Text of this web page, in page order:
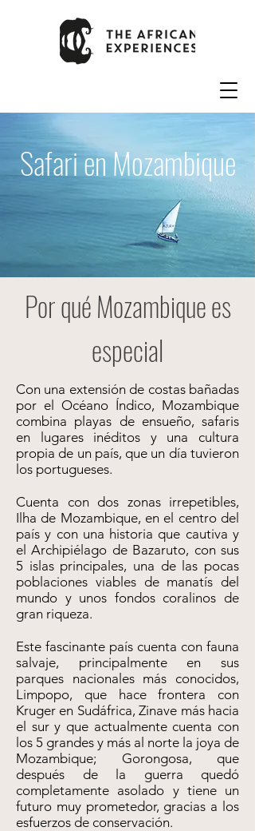
Safari en Mozambique
Por qué Mozambique es
especial
Con una extensión de costas bañadas
por el Océano Índico, Mozambique
combina playas de ensueño, safaris
en lugares inéditos y una cultura
propia de un país, que un día tuvieron
los portugueses.
Cuenta con dos zonas irrepetibles,
Ilha de Mozambique, en el centro del
país y con una historia que cautiva y
el Archipiélago de Bazaruto, con sus
5 islas principales, una de las pocas
poblaciones viables de manatís del
mundo y unos fondos coralinos de
gran riqueza.
Este fascinante país cuenta con fauna
salvaje, principalmente en sus
parques nacionales más conocidos,
Limpopo, que hace frontera con
Kruger en Sudáfrica, Zinave más hacia
el sur y que actualmente cuenta con
los 5 grandes y más al norte la joya de
Mozambique; Gorongosa, que
después de la guerra quedó
completamente asolado y tiene un
futuro muy prometedor, gracias a los
esfuerzos de conservación.